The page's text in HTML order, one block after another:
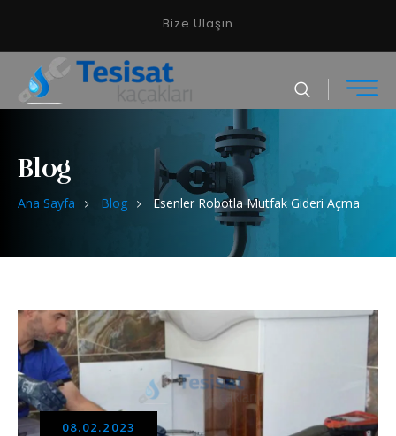
Bize Ulaşın
Blog
Ana Sayfa Blog Esenler Robotla Mutfak Gideri Açma
08.02.2023